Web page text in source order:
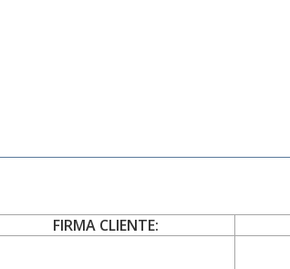
FIRMA CLIENTE: